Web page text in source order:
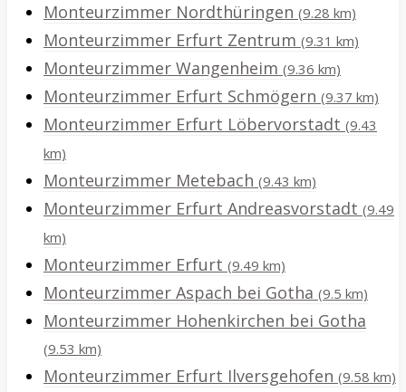
Monteurzimmer Nordthüringen (9.28 km)
Monteurzimmer Erfurt Zentrum (9.31 km)
Monteurzimmer Wangenheim (9.36 km)
Monteurzimmer Erfurt Schmögern (9.37 km)
Monteurzimmer Erfurt Löbervorstadt (9.43
km)
Monteurzimmer Metebach (9.43 km)
Monteurzimmer Erfurt Andreasvorstadt (9.49
km)
Monteurzimmer Erfurt (9.49 km)
Monteurzimmer Aspach bei Gotha (9.5 km)
Monteurzimmer Hohenkirchen bei Gotha
(9.53 km)
Monteurzimmer Erfurt Ilversgehofen (9.58 km)